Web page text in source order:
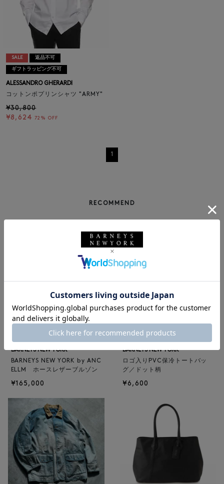
SALE 返品不可
ギフトラッピング不可
ALESSANDRO GHERARDI
コットンポプリンシャツ "ARMY"
¥30,800
¥8,624 72% OFF
1
RECOMMEND
返品不可
BARNEYS NEW YORK
BARNEYS NEW YORK by ANC
ELLM ホースレザーブルゾン
¥165,000
NEW
BARNEYS NEW YORK
ロゴ入りPVC保冷トートバッ
グ／ドット柄
¥6,600